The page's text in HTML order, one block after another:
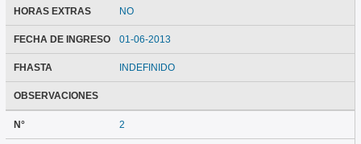
HORAS EXTRAS NO
FECHA DE INGRESO 01-06-2013
FHASTA INDEFINIDO
OBSERVACIONES
N° 2